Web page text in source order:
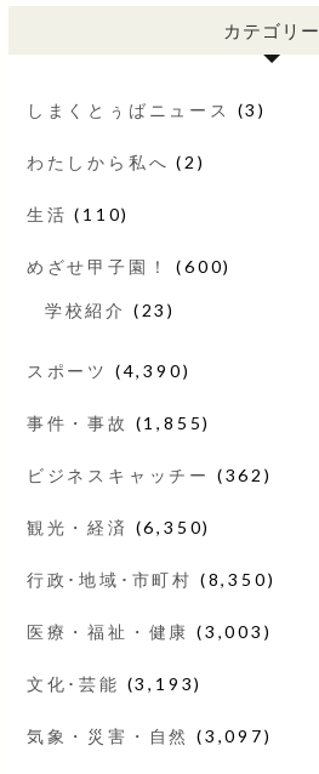
カテゴリー
しまくとぅばニュース (3)
わたしから私へ (2)
生活 (110)
めざせ甲子園！ (600)
学校紹介 (23)
スポーツ (4,390)
事件・事故 (1,855)
ビジネスキャッチー (362)
観光・経済 (6,350)
行政･地域･市町村 (8,350)
医療・福祉・健康 (3,003)
文化･芸能 (3,193)
気象・災害・自然 (3,097)